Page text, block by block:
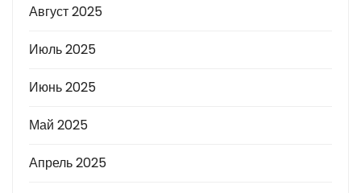
Август 2025
Июль 2025
Июнь 2025
Май 2025
Апрель 2025